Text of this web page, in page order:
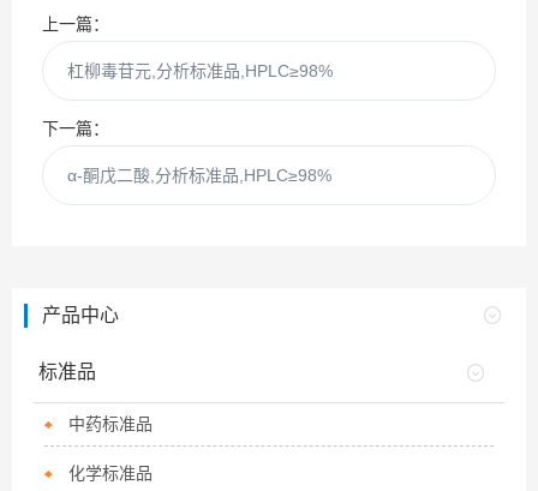
上一篇：
杠柳毒苷元,分析标准品,HPLC≥98%
下一篇：
α-酮戊二酸,分析标准品,HPLC≥98%
产品中心
标准品
中药标准品
化学标准品